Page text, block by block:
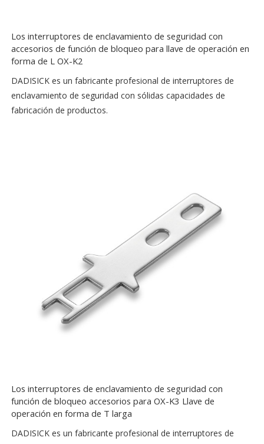
Los interruptores de enclavamiento de seguridad con
accesorios de función de bloqueo para llave de operación en
forma de L OX-K2
DADISICK es un fabricante profesional de interruptores de
enclavamiento de seguridad con sólidas capacidades de
fabricación de productos.
Los interruptores de enclavamiento de seguridad con
función de bloqueo accesorios para OX-K3 Llave de
operación en forma de T larga
DADISICK es un fabricante profesional de interruptores de